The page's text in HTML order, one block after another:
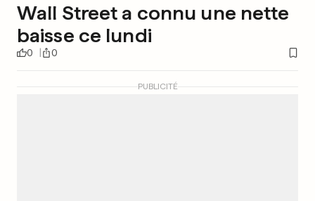
Wall Street a connu une nette
baisse ce lundi
0 0
PUBLICITÉ